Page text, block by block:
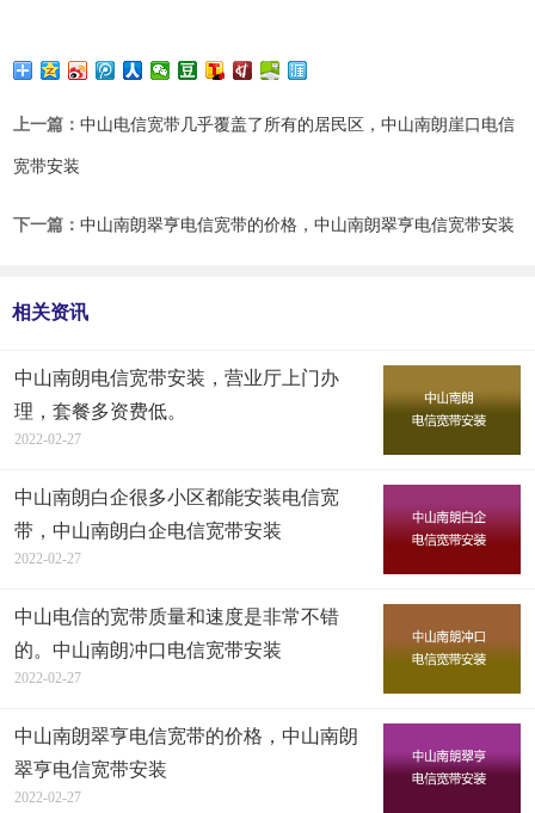
上一篇：中山电信宽带几乎覆盖了所有的居民区，中山南朗崖口电信
宽带安装
下一篇：中山南朗翠亨电信宽带的价格，中山南朗翠亨电信宽带安装
相关资讯
中山南朗电信宽带安装，营业厅上门办
理，套餐多资费低。
2022-02-27
中山南朗白企很多小区都能安装电信宽
带，中山南朗白企电信宽带安装
2022-02-27
中山电信的宽带质量和速度是非常不错
的。中山南朗冲口电信宽带安装
2022-02-27
中山南朗翠亨电信宽带的价格，中山南朗
翠亨电信宽带安装
2022-02-27